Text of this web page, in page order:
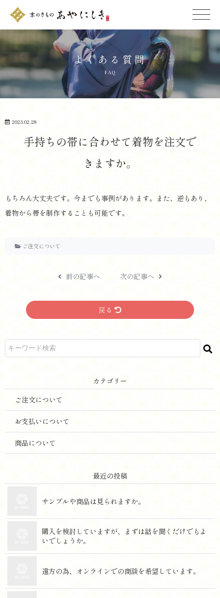
よくある質問
F A Q
2023.02.28
手持ちの帯に合わせて着物を注文で
き ま す か 。
もちろん大丈夫です。今までも事例があります。また、逆もあり、
着物から帯を制作することも可 能 で す 。
ご注文について
前の記事へ 次の記事へ
戻る
カ テ ゴ リ ー
ご注文について
お支払いについて
商品について
最 近 の 投 稿
サンプルや商品は見られ ま す か 。
購入を検討していますが、まずは話を聞くだけでもよ
いでし ょ う か 。
遠方の為、オンラインでの商談を希望して い ま す 。